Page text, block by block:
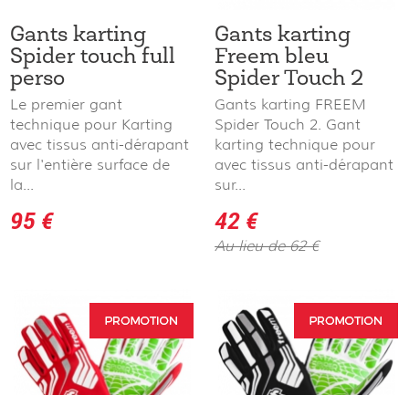
Gants karting
Spider touch full
perso
Le premier gant
technique pour Karting
avec tissus anti-dérapant
sur l'entière surface de
la...
95 €
Gants karting
Freem bleu
Spider Touch 2
Gants karting FREEM
Spider Touch 2. Gant
karting technique pour
avec tissus anti-dérapant
sur...
42 €
Au lieu de 62 €